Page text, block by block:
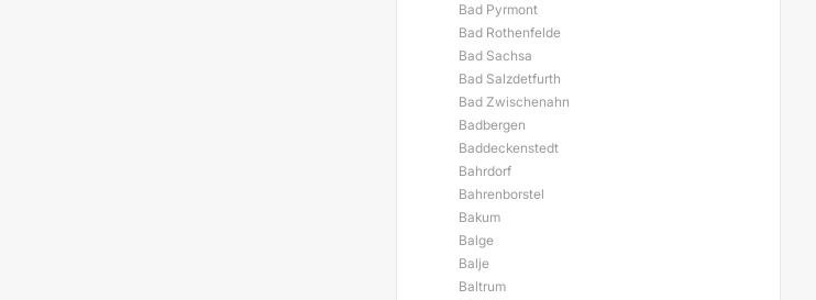
Bad Pyrmont
Bad Rothenfelde
Bad Sachsa
Bad Salzdetfurth
Bad Zwischenahn
Badbergen
Baddeckenstedt
Bahrdorf
Bahrenborstel
Bakum
Balge
Balje
Baltrum